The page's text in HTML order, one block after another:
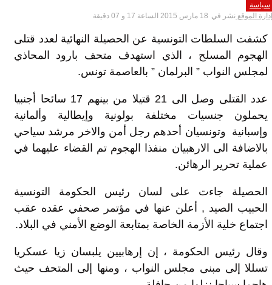
سياسة
إدارة الموقع نشر في 18 مارس 2015 الساعة 17 و 07 دقيقة
كشفت السلطات التونسية عن الحصيلة النهائية لعدد قتلى
الهجوم المسلح ، الذي استهدف متحف بارود المحاذي
لمجلس النواب ” البرلمان ” بالعاصمة تونس.
عدد القتلى وصل الى 21 قتيلا من بينهم 17 سائحا أجنبيا
يحملون جنسيات مختلفة بولونية وإيطالية وألمانية
وإسبانية وتونسيان أحدهم رجل أمن والاخر مرشد سياحي
بالاضافة الى الارهبيان منفذا الهجوم تم القضاء عليهما في
عملية تحرير الرهائن.
الحصيلة جاءت على لسان رئيس الحكومة التونسية
الحبيب الصيد , أعلن عنها في مؤتمر صحفي عقده عقب
اجتماع خلية الأزمة الخاصة بمتابعة الوضع الأمني في البلاد.
وقال رئيس الحكومة ، إن إرهابيين يلبسان زيا عسكريا
تسللا إلى مبنى مجلس النواب ، ومنها إلى المتحف حيث